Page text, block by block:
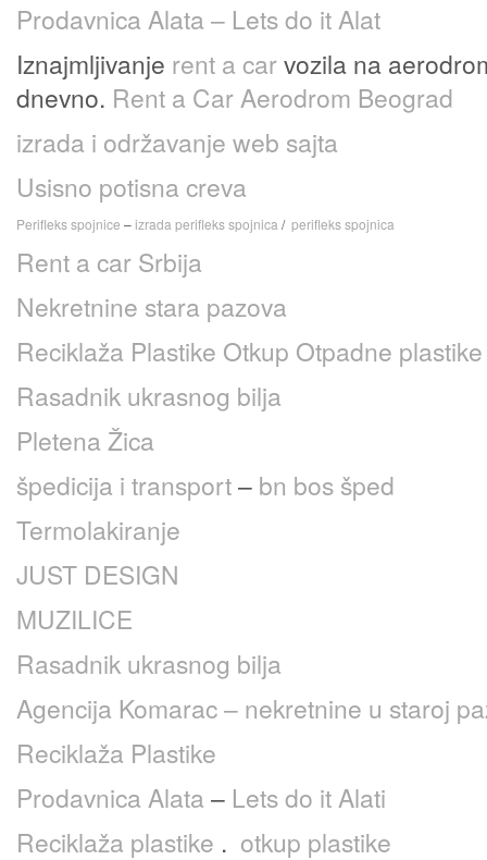
Prodavnica Alata – Lets do it Alat
Iznajmljivanje rent a carvozila na
dnevno. Rent a Car Aerodrom Beograd
izrada i održavanje web sajta
Usisno potisna creva
Perifleks spojnice –izrada perifleks spojnica / perifleks spojnica
Rent a car Srbija
Nekretnine stara pazova
Reciklaža Plastike Otkup Otpadne plastike
Rasadnik ukrasnog bilja
Pletena Žica
špedicija i transport– bn bos šped
Termolakiranje
JUST DESIGN
MUZILICE
Rasadnik ukrasnog bilja
Agencija Komarac – nekretnine u staroj
Reciklaža Plastike
Prodavnica Alata – Lets do it Alati
Reciklaža plastike . otkup plastike